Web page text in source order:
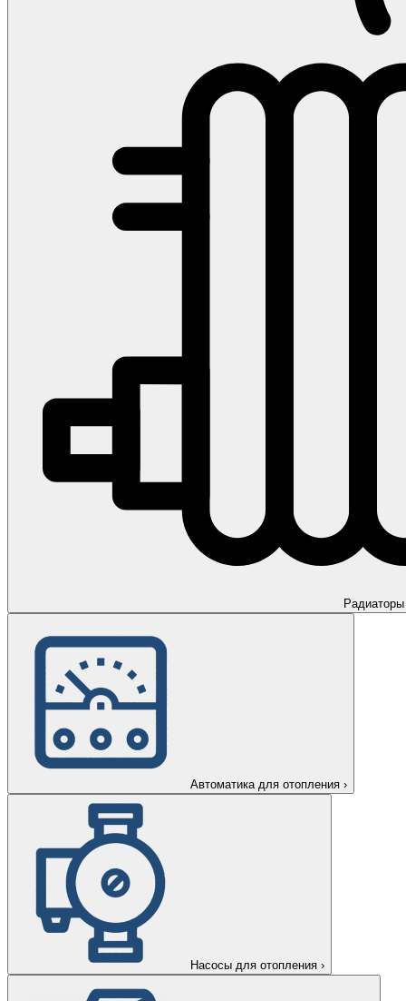
Радиаторы
Автоматика для отопления ›
Насосы для отопления ›